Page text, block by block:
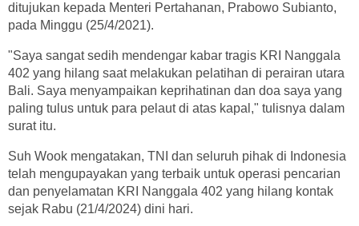
ditujukan kepada Menteri Pertahanan, Prabowo Subianto,
pada Minggu (25/4/2021).
"Saya sangat sedih mendengar kabar tragis KRI Nanggala
402 yang hilang saat melakukan pelatihan di perairan utara
Bali. Saya menyampaikan keprihatinan dan doa saya yang
paling tulus untuk para pelaut di atas kapal," tulisnya dalam
surat itu.
Suh Wook mengatakan, TNI dan seluruh pihak di Indonesia
telah mengupayakan yang terbaik untuk operasi pencarian
dan penyelamatan KRI Nanggala 402 yang hilang kontak
sejak Rabu (21/4/2024) dini hari.